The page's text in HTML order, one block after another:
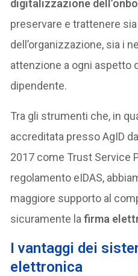
digitalizzazione
preservare e trattenere
dell’organizzazione, sia i
attenzione a ogni aspetto
dipendente.
Tra gli strumenti che, in
accreditata presso AgID
2017 come Trust Service
regolamento eIDAS,
maggiore supporto al
sicuramente lafirma
I vantaggi dei
elettronica